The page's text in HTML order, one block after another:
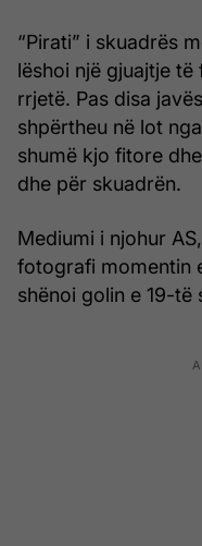
“Pirati” i skuadrës
lëshoi një gjuajtje
rrjetë. Pas disa
shpërtheu në lot
shumë kjo fitore
dhe për skuadrën.
Mediumi i njohur
fotografi momentin
shënoi golin e 19-të